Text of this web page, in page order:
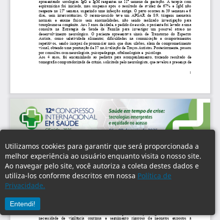
Utilizamos cookies para garantir que será proporcionada a
melhor experiência ao usuário enquanto visita o nosso site.
Ao navegar pelo site, você autoriza a coleta destes dados e
utiliza-los conforme descritos em nossa Política de
Privacidade.
Entendi!